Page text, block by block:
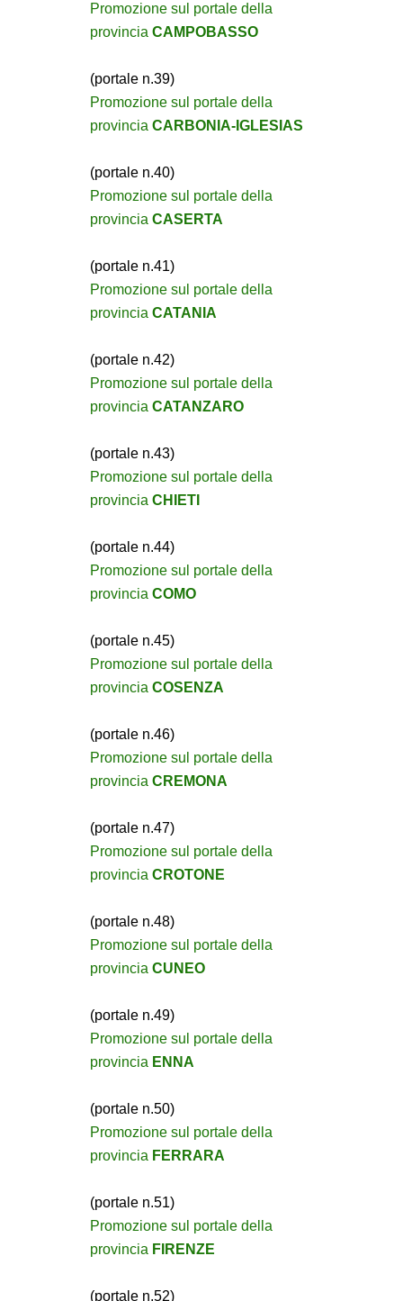
Promozione sul portale della
provincia CAMPOBASSO
(portale n.39)
Promozione sul portale della
provincia CARBONIA-IGLESIAS
(portale n.40)
Promozione sul portale della
provincia CASERTA
(portale n.41)
Promozione sul portale della
provincia CATANIA
(portale n.42)
Promozione sul portale della
provincia CATANZARO
(portale n.43)
Promozione sul portale della
provincia CHIETI
(portale n.44)
Promozione sul portale della
provincia COMO
(portale n.45)
Promozione sul portale della
provincia COSENZA
(portale n.46)
Promozione sul portale della
provincia CREMONA
(portale n.47)
Promozione sul portale della
provincia CROTONE
(portale n.48)
Promozione sul portale della
provincia CUNEO
(portale n.49)
Promozione sul portale della
provincia ENNA
(portale n.50)
Promozione sul portale della
provincia FERRARA
(portale n.51)
Promozione sul portale della
provincia FIRENZE
(portale n.52)